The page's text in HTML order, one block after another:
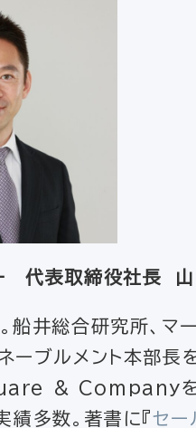
ー 代表取締役社長
船井総合研究所、マ
ネーブルメント本部
& Companyを
多数。著書に『セー